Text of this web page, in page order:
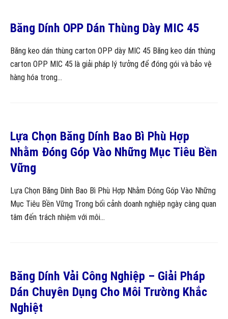
Băng Dính OPP Dán Thùng Dày MIC 45
Băng keo dán thùng carton OPP dày MIC 45 Băng keo dán thùng
carton OPP MIC 45 là giải pháp lý tưởng để đóng gói và bảo vệ
hàng hóa trong...
Lựa Chọn Băng Dính Bao Bì Phù Hợp
Nhằm Đóng Góp Vào Những Mục Tiêu Bền
Vững
Lựa Chọn Băng Dính Bao Bì Phù Hợp Nhằm Đóng Góp Vào Những
Mục Tiêu Bền Vững Trong bối cảnh doanh nghiệp ngày càng quan
tâm đến trách nhiệm với môi...
Băng Dính Vải Công Nghiệp – Giải Pháp
Dán Chuyên Dụng Cho Môi Trường Khắc
Nghiệt